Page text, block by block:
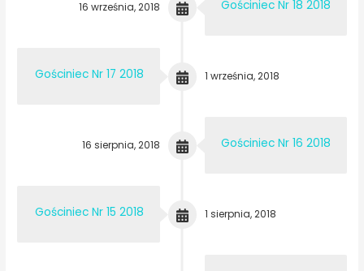
Gościniec Nr 18 2018
16 września, 2018
Gościniec Nr 17 2018 1 września, 2018
Gościniec Nr 16 2018
16 sierpnia, 2018
Gościniec Nr 15 2018 1 sierpnia, 2018